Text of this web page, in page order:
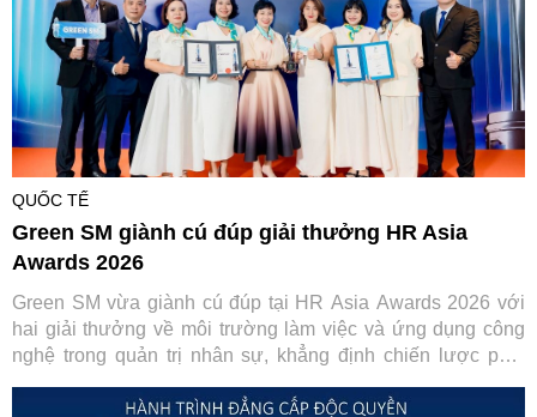
QUỐC TẾ
Green SM giành cú đúp giải thưởng HR Asia
Awards 2026
Green SM vừa giành cú đúp tại HR Asia Awards 2026 với
hai giải thưởng về môi trường làm việc và ứng dụng công
nghệ trong quản trị nhân sự, khẳng định chiến lược phát